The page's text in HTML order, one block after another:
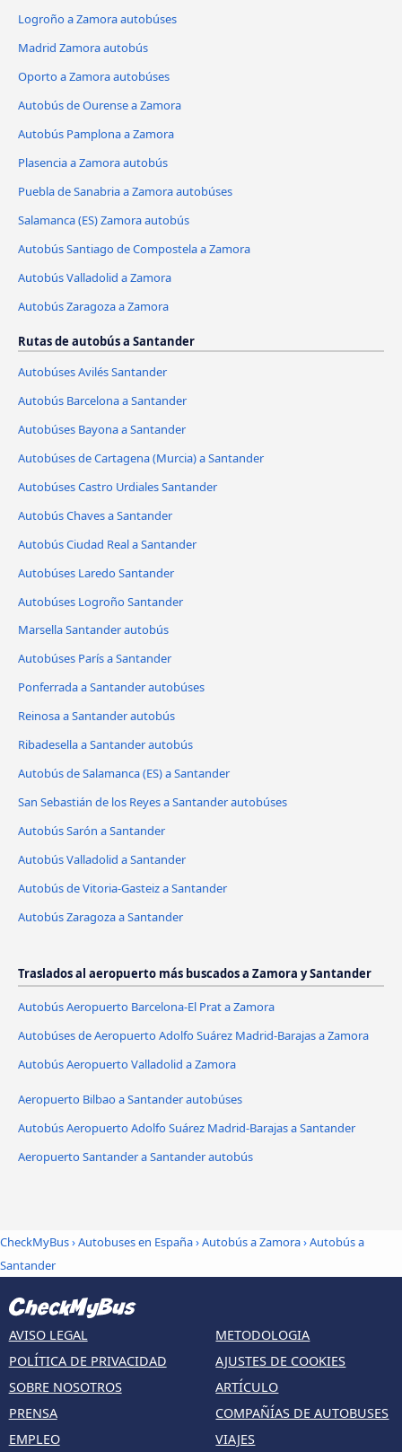
Logroño a Zamora autobúses
Madrid Zamora autobús
Oporto a Zamora autobúses
Autobús de Ourense a Zamora
Autobús Pamplona a Zamora
Plasencia a Zamora autobús
Puebla de Sanabria a Zamora autobúses
Salamanca (ES) Zamora autobús
Autobús Santiago de Compostela a Zamora
Autobús Valladolid a Zamora
Autobús Zaragoza a Zamora
Rutas de autobús a Santander
Autobúses Avilés Santander
Autobús Barcelona a Santander
Autobúses Bayona a Santander
Autobúses de Cartagena (Murcia) a Santander
Autobúses Castro Urdiales Santander
Autobús Chaves a Santander
Autobús Ciudad Real a Santander
Autobúses Laredo Santander
Autobúses Logroño Santander
Marsella Santander autobús
Autobúses París a Santander
Ponferrada a Santander autobúses
Reinosa a Santander autobús
Ribadesella a Santander autobús
Autobús de Salamanca (ES) a Santander
San Sebastián de los Reyes a Santander autobúses
Autobús Sarón a Santander
Autobús Valladolid a Santander
Autobús de Vitoria-Gasteiz a Santander
Autobús Zaragoza a Santander
Traslados al aeropuerto más buscados a Zamora y Santander
Autobús Aeropuerto Barcelona-El Prat a Zamora
Autobúses de Aeropuerto Adolfo Suárez Madrid-Barajas a Zamora
Autobús Aeropuerto Valladolid a Zamora
Aeropuerto Bilbao a Santander autobúses
Autobús Aeropuerto Adolfo Suárez Madrid-Barajas a Santander
Aeropuerto Santander a Santander autobús
CheckMyBus›Autobuses en España›Autobús a Zamora›Autobús a
Santander
AVISO LEGAL
POLÍTICA DE PRIVACIDAD
SOBRE NOSOTROS
PRENSA
EMPLEO
METODOLOGIA
AJUSTES DE COOKIES
ARTÍCULO
COMPAÑÍAS DE AUTOBUSES
VIAJES